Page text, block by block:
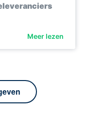
Meer lezen